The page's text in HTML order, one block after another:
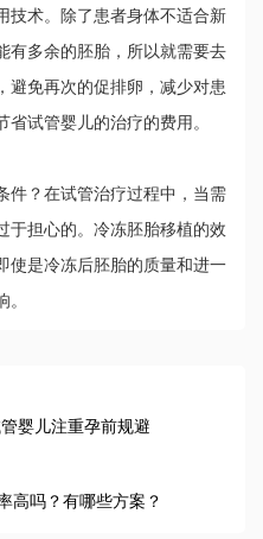
技术。除了患者身体不适合新
有多余的胚胎，所以就需要去
避免再次的促排卵，减少对患
试管婴儿的治疗的费用。
件？在试管治疗过程中，当需
于担心的。冷冻胚胎移植的效
使是冷冻后胚胎的质量和进一
婴儿注重孕前规避
高吗？有哪些方案？